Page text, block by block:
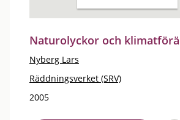
Naturolyckor och
Nyberg Lars
Räddningsverket (SRV)
2005